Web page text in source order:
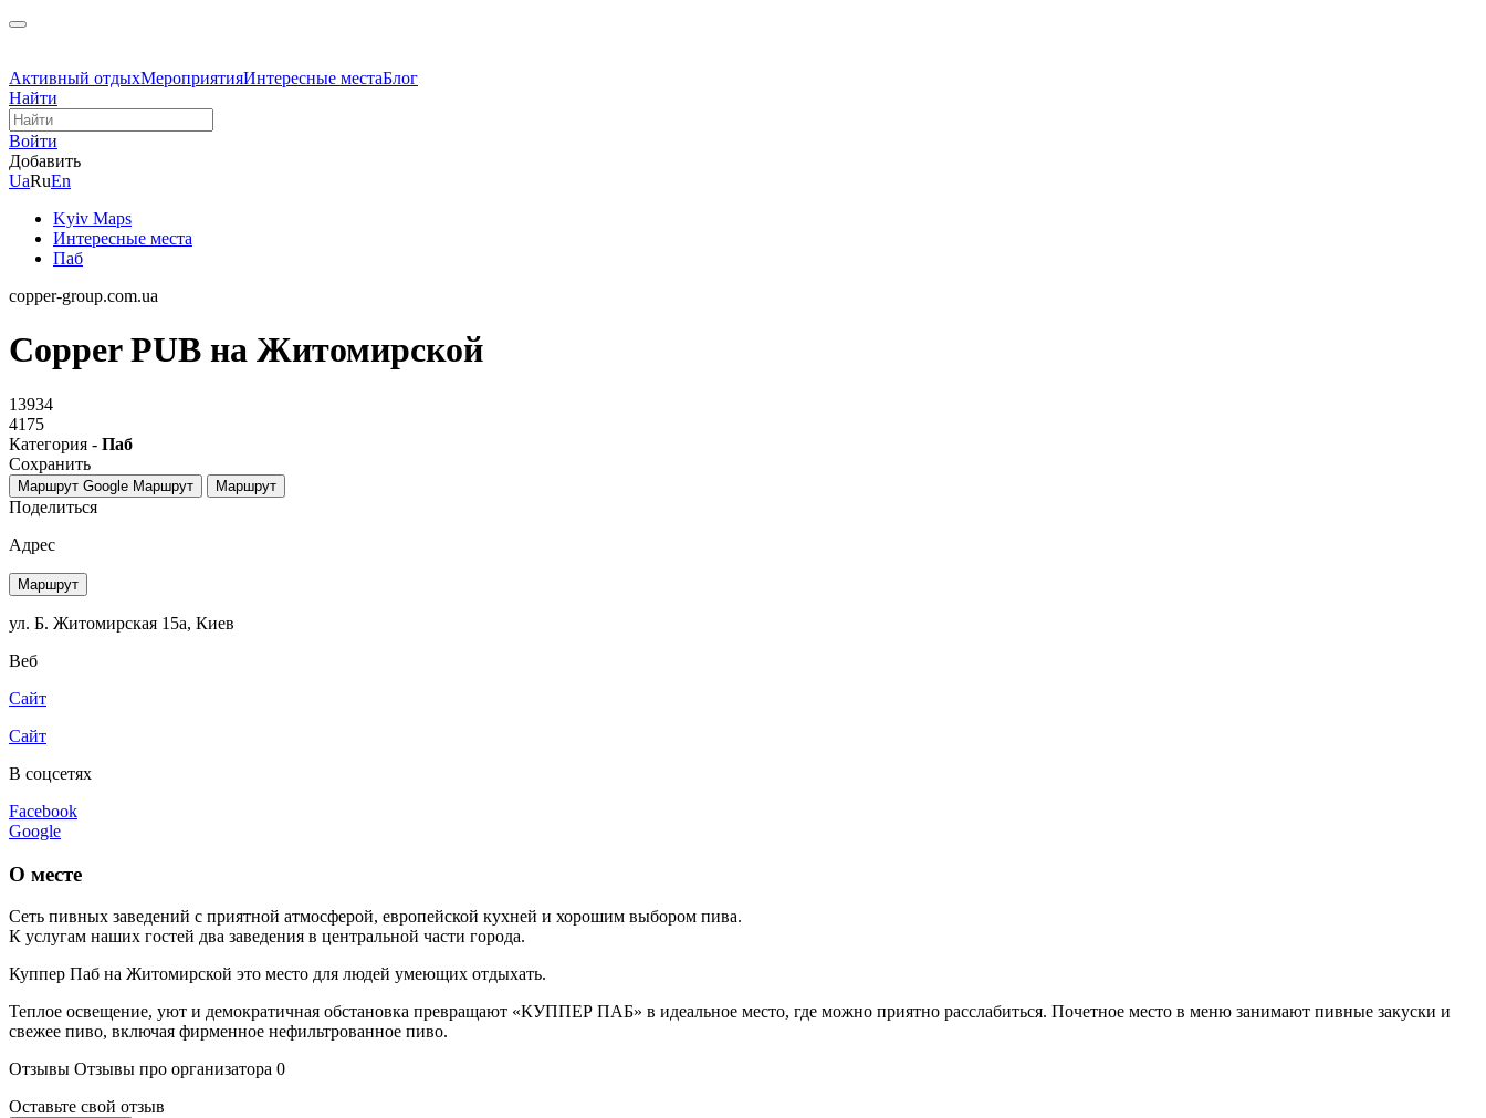
Активный отдыхМероприятияИнтересные местаБлог
Найти
Войти
Добавить
UaRuEn
Kyiv Maps
Интересные места
Паб
copper-group.com.ua
Copper PUB на Житомирской
13934
4175
Категория - Паб
Сохранить
Маршрут Google Маршрут Маршрут
Поделиться
Адрес
Маршрут
ул. Б. Житомирская 15а, Киев
Веб
Сайт
Сайт
В соцсетях
Facebook
Google
О месте
Сеть пивных заведений с приятной атмосферой, европейской кухней и хорошим выбором пива.
К услугам наших гостей два заведения в центральной части города.
Куппер Паб на Житомирской это место для людей умеющих отдыхать.
Теплое освещение, уют и демократичная обстановка превращают «КУППЕР ПАБ» в идеальное место, где можно приятно расслабиться. Почетное место в меню занимают пивные закуски и
свежее пиво, включая фирменное нефильтрованное пиво.
Отзывы Отзывы про организатора 0
Оставьте свой отзыв